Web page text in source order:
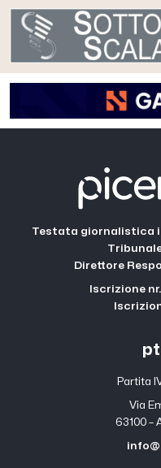
Testata giornalistica
Direttore
Iscrizione
Partita
Via
63100 –